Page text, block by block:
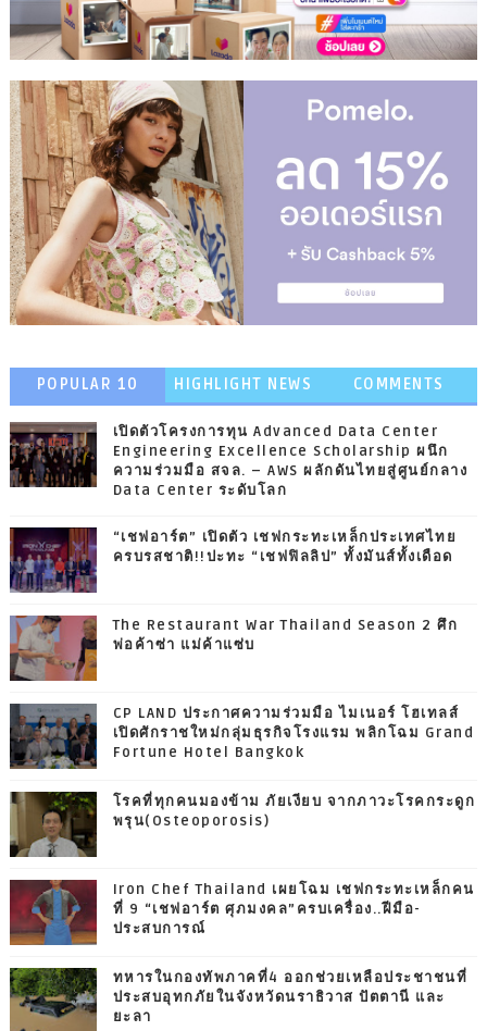
POPULAR 10 HIGHLIGHT NEWS COMMENTS
เปิดตัวโครงการทุน Advanced Data Center
Engineering Excellence Scholarship ผนึก
ความร่วมมือ สจล. – AWS ผลักดันไทยสู่ศูนย์กลาง
Data Center ระดับโลก
“เชฟอาร์ต” เปิดตัว เชฟกระทะเหล็กประเทศไทย
ครบรสชาติ!!ปะทะ “เชฟฟิลลิป” ทั้งมันส์ทั้งเดือด
The Restaurant War Thailand Season 2 ศึก
พ่อค้าซ่า แม่ค้าแซ่บ
CP LAND ประกาศความร่วมมือ ไมเนอร์ โฮเทลส์
เปิดศักราชใหม่กลุ่มธุรกิจโรงแรม พลิกโฉม Grand
Fortune Hotel Bangkok
โรคที่ทุกคนมองข้าม ภัยเงียบ จากภาวะโรคกระดูก
พรุน(Osteoporosis)
Iron Chef Thailand เผยโฉม เชฟกระทะเหล็กคน
ที่ 9 “เชฟอาร์ต ศุภมงคล”ครบเครื่อง..ฝีมือ-
ประสบการณ์
ทหารในกองทัพภาคที่4 ออกช่วยเหลือประชาชนที่
ประสบอุทกภัยในจังหวัดนราธิวาส ปัตตานี และ
ยะลา